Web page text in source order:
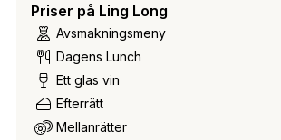
Priser på Ling Long
Avsmakningsmeny
Dagens Lunch
Ett glas vin
Efterrätt
Mellanrätter